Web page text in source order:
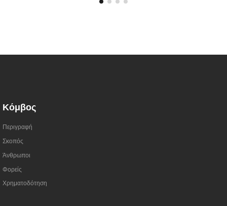
Κόμβος
Περιγραφή
Σκοπός
Άνθρωποι
Φορείς
Χρηματοδότηση